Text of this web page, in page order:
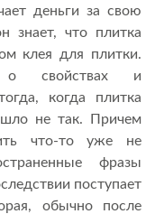
деньги за свою
знает, что плитка
клея для плитки.
о свойствах и
когда плитка
не так. Причем
что-то уже не
фразы
поступает
обычно после